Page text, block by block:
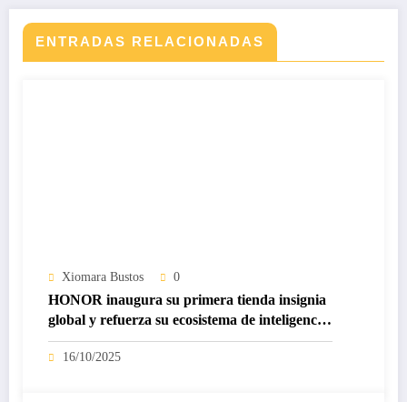
ENTRADAS RELACIONADAS
Xiomara Bustos 0
HONOR inaugura su primera tienda insignia
global y refuerza su ecosistema de inteligencia
artificial
16/10/2025